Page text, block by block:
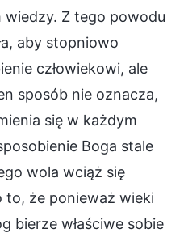
wiedzy. Z tego powodu
aby stopniowo
człowiekowi, ale
sposób nie oznacza,
się w każdym
Boga stale
wola wciąż się
to, że ponieważ wieki
bierze właściwe sobie